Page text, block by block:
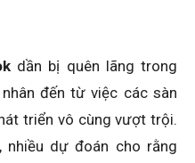
dần bị quên lãng trong
đến từ việc các sàn
triển vô cùng vượt trội.
nhiều dự đoán cho rằng